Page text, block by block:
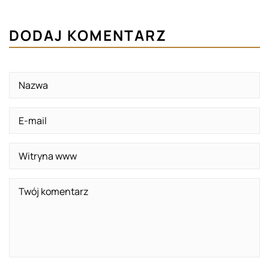
DODAJ KOMENTARZ